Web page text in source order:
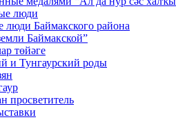
люди
люди Баймакского района
Баймакской”
төйәге
и Тунгаурский роды
просветитель